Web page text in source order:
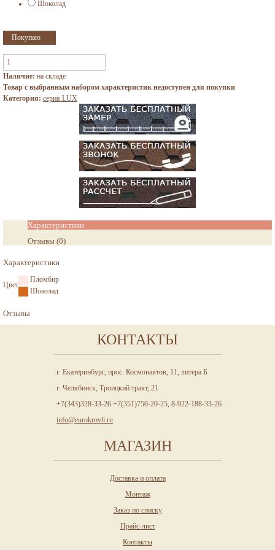
Шоколад
Наличие: на складе
Товар с выбранным набором характеристик недоступен для покупки
Категория: серия LUX
Характеристики
Отзывы (0)
Характеристики
Цвет
Пломбир
Шоколад
Отзывы
КОНТАКТЫ
г. Екатеринбург, прос. Космонавтов, 11, литера Б
г. Челябинск, Троицкий тракт, 21
+7(343)328-33-26 +7(351)750-20-25, 8-922-188-33-26
info@eurokrovli.ru
МАГАЗИН
Доставка и оплата
Монтаж
Заказ по списку
Прайс-лист
Контакты